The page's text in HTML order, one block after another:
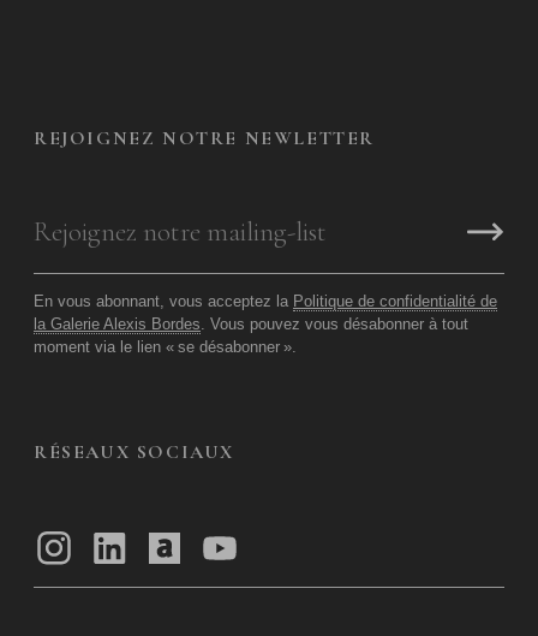
REJOIGNEZ NOTRE NEWLETTER
En vous abonnant, vous acceptez la Politique de confidentialité de
la Galerie Alexis Bordes. Vous pouvez vous désabonner à tout
moment via le lien « se désabonner ».
RÉSEAUX SOCIAUX